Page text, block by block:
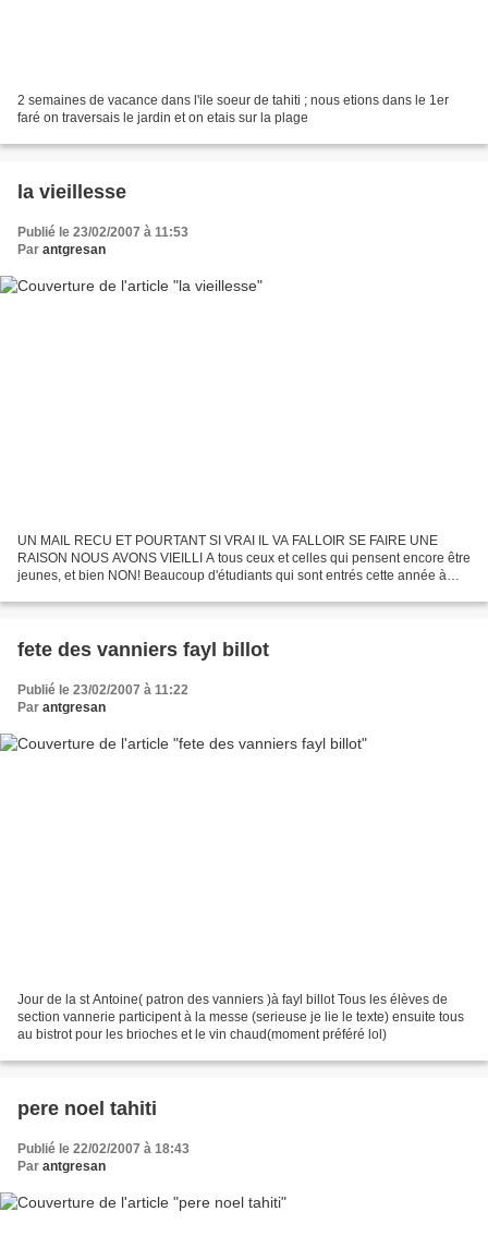
2 semaines de vacance dans l'ile soeur de tahiti ; nous etions dans le 1er
faré on traversais le jardin et on etais sur la plage
la vieillesse
Publié le 23/02/2007 à 11:53
Par antgresan
UN MAIL RECU ET POURTANT SI VRAI IL VA FALLOIR SE FAIRE UNE
RAISON NOUS AVONS VIEILLI A tous ceux et celles qui pensent encore être
jeunes, et bien NON! Beaucoup d'étudiants qui sont entrés cette année à
fete des vanniers fayl billot
Publié le 23/02/2007 à 11:22
Par antgresan
Jour de la st Antoine( patron des vanniers )à fayl billot Tous les élèves de
section vannerie participent à la messe (serieuse je lie le texte) ensuite tous
au bistrot pour les brioches et le vin chaud(moment préféré lol)
pere noel tahiti
Publié le 22/02/2007 à 18:43
Par antgresan